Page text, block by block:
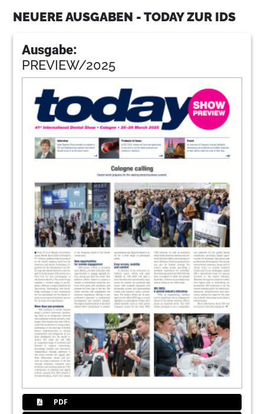
NEUERE AUSGABEN - TODAY ZUR IDS
Ausgabe:
PREVIEW/2025
PDF